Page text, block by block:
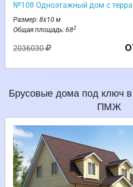
№108 Одноэтажный дом с
Размер: 8х10 м
Общая площадь: 682
2036030
Брусовые дома под ключ
ПМЖ